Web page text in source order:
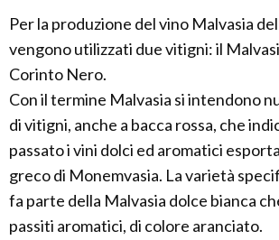
Per la produzione del vino Malvasia
vengono utilizzati due vitigni: il
Corinto Nero.
Con il termine Malvasia si intendono
di vitigni, anche a bacca rossa, che
passato i vini dolci ed aromatici
greco di Monemvasia. La varietà
fa parte della Malvasia dolce bianca
passiti aromatici, di colore aranciato.